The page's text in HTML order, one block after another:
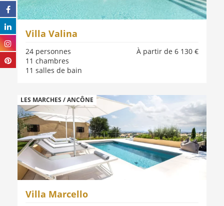
Villa Valina
À partir de 6 130 €
24 personnes
11 chambres
11 salles de bain
LES MARCHES / ANCÔNE
Villa Marcello